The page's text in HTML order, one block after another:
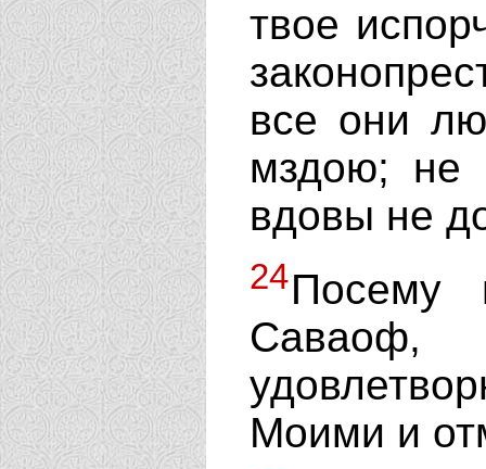
твое
все они
мздою; не
вдовы не
24Посему
Саваоф,
Моими и